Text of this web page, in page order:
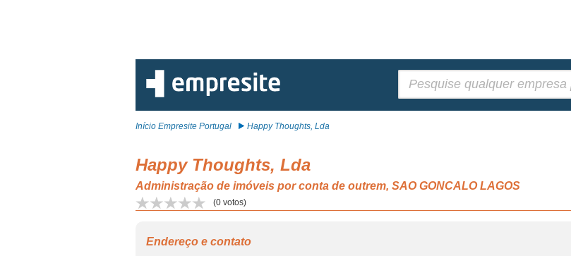
Início Empresite Portugal Happy Thoughts, Lda
Happy Thoughts, Lda
Administração de imóveis por conta de outrem, SAO GONCALO LAGOS
(0 votos)
Endereço e contato